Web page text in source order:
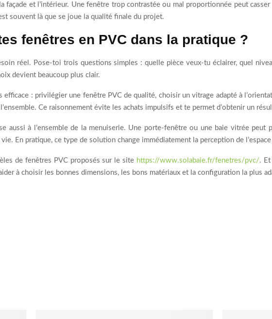
façade et l’intérieur. Une fenêtre trop contrastée ou mal proportionnée peut
souvent là que se joue la qualité finale du projet.
fenêtres en PVC dans la pratique ?
réel. Pose-toi trois questions simples : quelle pièce veux-tu éclairer, quel
devient beaucoup plus clair.
: privilégier une fenêtre PVC de qualité, choisir un vitrage adapté à
Ce raisonnement évite les achats impulsifs et te permet d’obtenir un
aussi à l’ensemble de la menuiserie. Une porte-fenêtre ou une baie vitrée peut
En pratique, ce type de solution change immédiatement la perception de
de fenêtres PVC proposés sur le site https://www.solabaie.fr/fenetres/pvc/.
à choisir les bonnes dimensions, les bons matériaux et la configuration la plus